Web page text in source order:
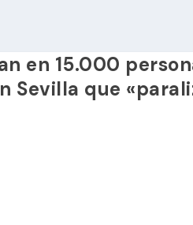
en 15.000
Sevilla que